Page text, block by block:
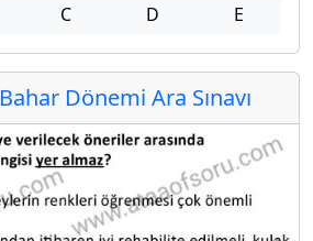
C D E
Dönemi Ara Sınavı